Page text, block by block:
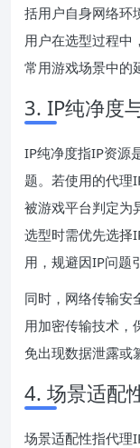
括用户自身网络环
用户在选型过程中
常用游戏场景中的
3. IP纯净度
IP纯净度指IP资源
题。若使用的代理
被游戏平台判定为
选型时需优先选择
用，规避因IP问题
同时，网络传输安
用加密传输技术，
免出现数据泄露或
4. 场景适配
场景适配性指代理